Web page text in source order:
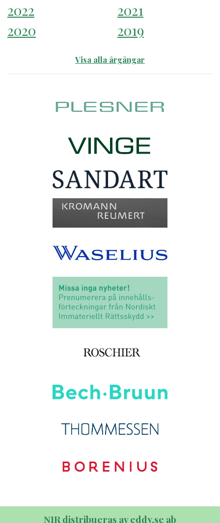
2022
2021
2020
2019
Visa alla årgångar
NIR distribueras av eddy.se ab